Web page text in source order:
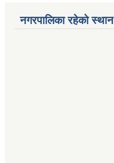
नगरपालिका रहेको स्थान